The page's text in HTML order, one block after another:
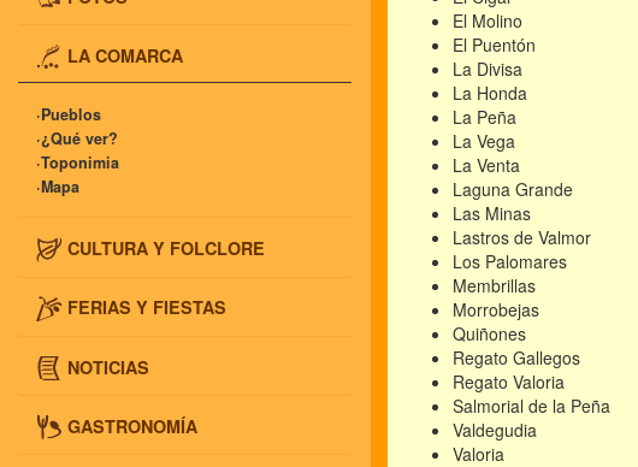
LA COMARCA
·Pueblos
·¿Qué ver?
·Toponimia
·Mapa
CULTURA Y FOLCLORE
FERIAS Y FIESTAS
NOTICIAS
GASTRONOMÍA
El Molino
El Puentón
La Divisa
La Honda
La Peña
La Vega
La Venta
Laguna Grande
Las Minas
Lastros de Valmor
Los Palomares
Membrillas
Morrobejas
Quiñones
Regato Gallegos
Regato Valoria
Salmorial de la Peña
Valdegudia
Valoria